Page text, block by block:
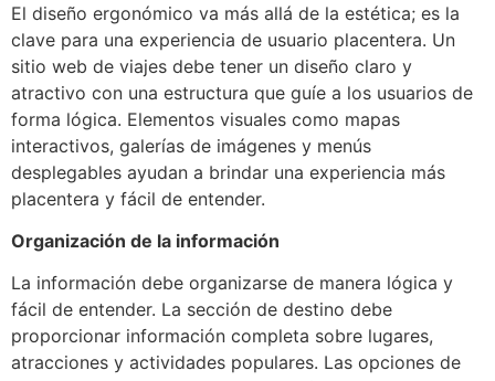
El diseño ergonómico va más allá de la estética; es la
clave para una experiencia de usuario placentera. Un
sitio web de viajes debe tener un diseño claro y
atractivo con una estructura que guíe a los usuarios de
forma lógica. Elementos visuales como mapas
interactivos, galerías de imágenes y menús
desplegables ayudan a brindar una experiencia más
placentera y fácil de entender.
Organización de la información
La información debe organizarse de manera lógica y
fácil de entender. La sección de destino debe
proporcionar información completa sobre lugares,
atracciones y actividades populares. Las opciones de